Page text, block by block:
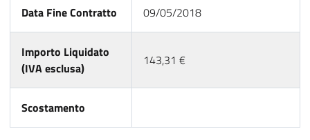
Data Fine Contratto 09/05/2018
Importo Liquidato
(IVA esclusa)
143,31 €
Scostamento